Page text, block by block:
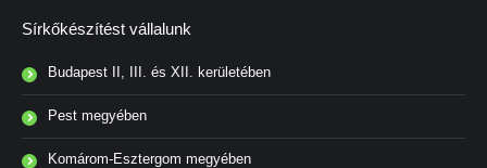
Sírkőkészítést vállalunk
Budapest II, III. és XII. kerületében
Pest megyében
Komárom-Esztergom megyében